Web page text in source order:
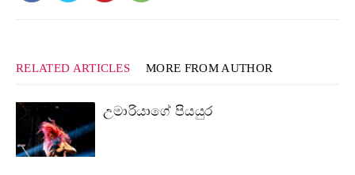
RELATED ARTICLES MORE FROM AUTHOR
උමාරියාගේ පියයුර